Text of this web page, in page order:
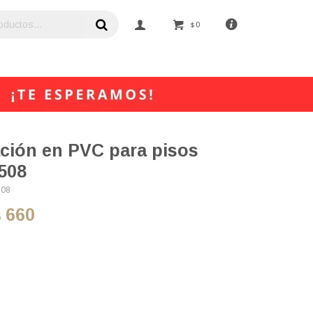
$ 0
en PVC para pisos
660